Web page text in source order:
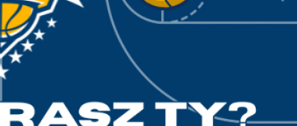
Augustyna Necla –
Władysławowo